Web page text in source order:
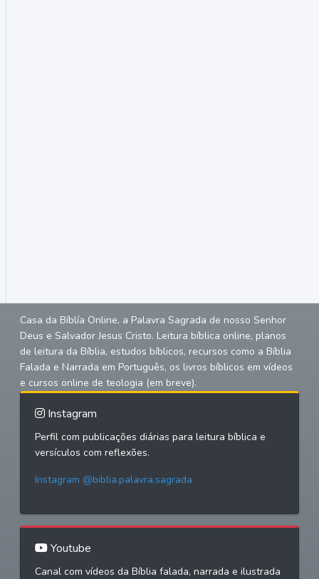
Casa da Bíblía Online, a Palavra Sagrada de nosso Senhor
Deus e Salvador Jesus Cristo. Leitura bíblica online, planos
de leitura da Bíblia, estudos bíblicos, recursos como a Bíblia
Falada e Narrada em Português, os livros bíblicos em vídeos
e cursos online de teologia (em breve).
Instagram
Perfil com publicações diárias para leitura bíblica e
versículos com reflexões.
Instagram @biblia.palavra.sagrada
Youtube
Canal com vídeos da Bíblia falada, narrada e ilustrada